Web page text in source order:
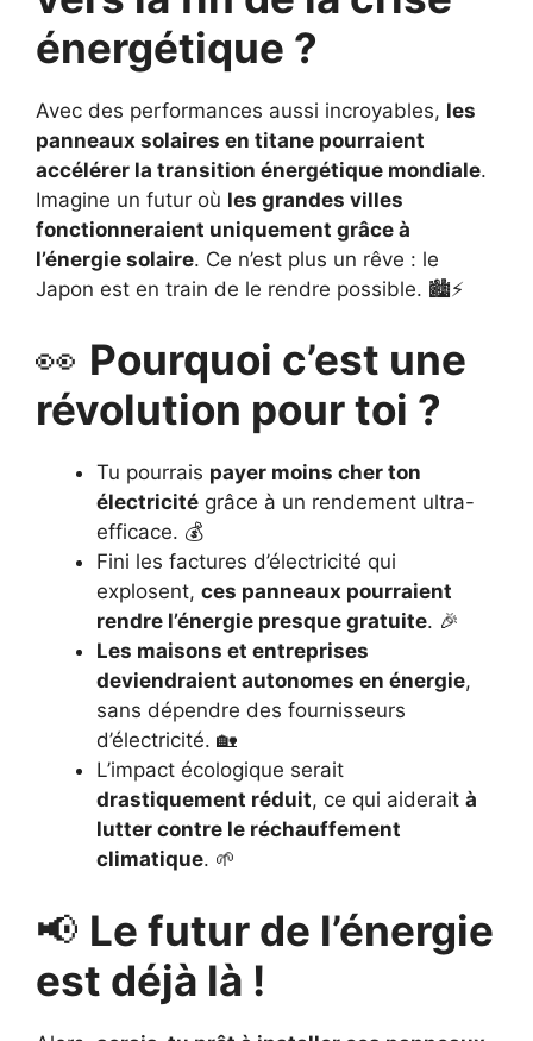
énergétique ?
Avec des performances aussi incroyables, les
panneaux solaires en titane pourraient
accélérer la transition énergétique mondiale.
Imagine un futur où les grandes villes
fonctionneraient uniquement grâce à
l’énergie solaire. Ce n’est plus un rêve : le
Japon est en train de le rendre possible. 🏙️⚡
👀 Pourquoi c’est une
révolution pour toi ?
Tu pourrais payer moins cher ton
électricité grâce à un rendement ultra-
efficace. 💰
Fini les factures d’électricité qui
explosent, ces panneaux pourraient
rendre l’énergie presque gratuite. 🎉
Les maisons et entreprises
deviendraient autonomes en énergie,
sans dépendre des fournisseurs
d’électricité. 🏡
L’impact écologique serait
drastiquement réduit, ce qui aiderait à
lutter contre le réchauffement
climatique. 🌱
📢 Le futur de l’énergie
est déjà là !